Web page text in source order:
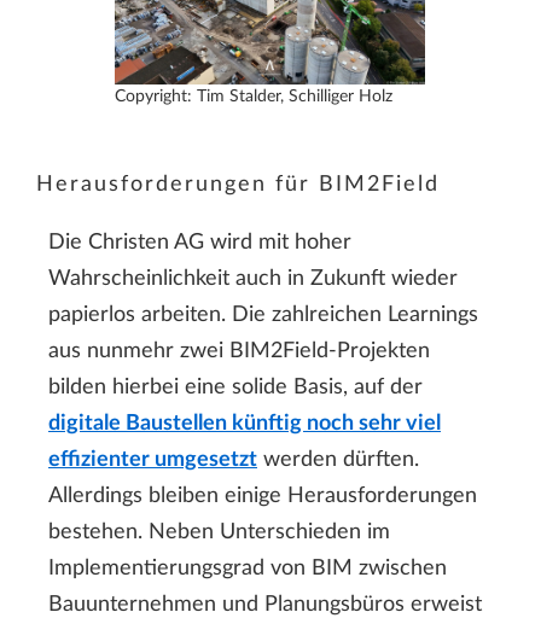
Copyright: Tim Stalder, Schilliger Holz
Herausforderungen für BIM2Field
Die Christen AG wird mit hoher
Wahrscheinlichkeit auch in Zukunft wieder
papierlos arbeiten. Die zahlreichen Learnings
aus nunmehr zwei BIM2Field-Projekten
bilden hierbei eine solide Basis, auf der
digitale Baustellen künftig noch sehr viel
effizienter umgesetzt werden dürften.
Allerdings bleiben einige Herausforderungen
bestehen. Neben Unterschieden im
Implementierungsgrad von BIM zwischen
Bauunternehmen und Planungsbüros erweist